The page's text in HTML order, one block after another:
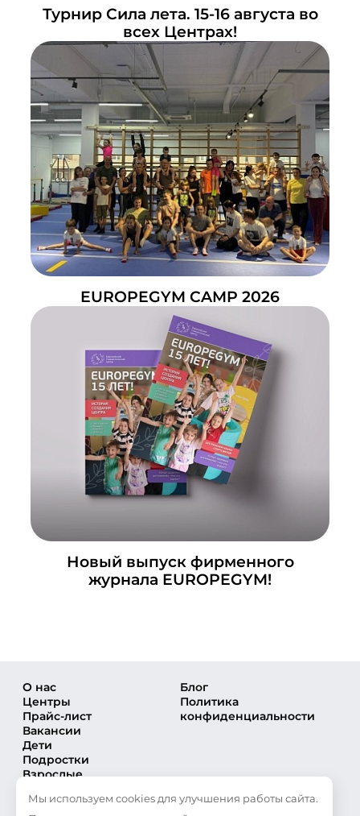
Турнир Сила лета. 15-16 августа во
всех Центрах!
EUROPEGYM CAMP 2026
Новый выпуск фирменного
журнала EUROPEGYM!
О нас
Центры
Прайс-лист
Вакансии
Дети
Подростки
Взрослые
Секции
Блог
Политика
конфиденциальности
Мы используем cookies для улучшения работы сайта.